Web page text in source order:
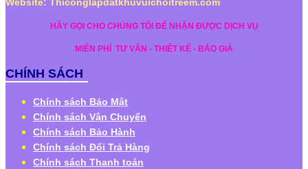
HÃY GỌI CHO CHÚNG TÔI ĐỂ NHẬN ĐƯỢC DỊCH VỤ
MIỄN PHÍ TƯ VẤN - THIẾT KẾ - BÁO GIÁ
CHÍNH SÁCH
Chính sách Bảo Mật
Chính sách Vận Chuyển
Chính sách Bảo Hành
Chính sách Đổi Trả Hàng
Chính sách Thanh toán